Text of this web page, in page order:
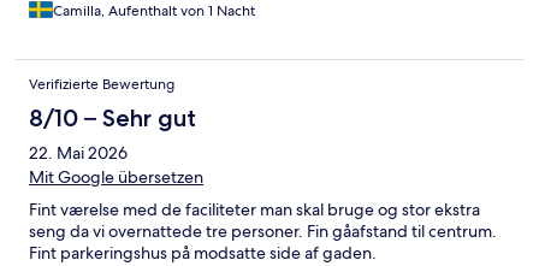
Camilla, Aufenthalt von 1 Nacht
Verifizierte Bewertung
8/10 – Sehr gut
22. Mai 2026
Mit Google übersetzen
Fint værelse med de faciliteter man skal bruge og stor ekstra
seng da vi overnattede tre personer. Fin gåafstand til centrum.
Fint parkeringshus på modsatte side af gaden.